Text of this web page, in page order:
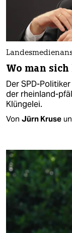
Wo man
Der SPD-
der rheinland-
Klüngelei.
Von Jürn Kruse